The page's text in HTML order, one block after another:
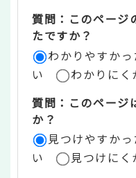
リ
ア
質問：このページ
たですか？
わかりやすかっ
い
わかりにく
質問：このページ
か？
見つけやすかっ
い
見つけにく